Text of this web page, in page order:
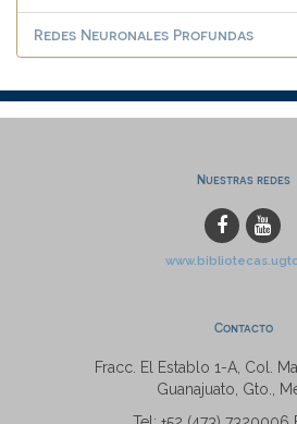
Redes Neuronales Profundas
Nuestras redes
Contacto
Fracc. El Establo 1-A, Col.
Guanajuato, Gto.,